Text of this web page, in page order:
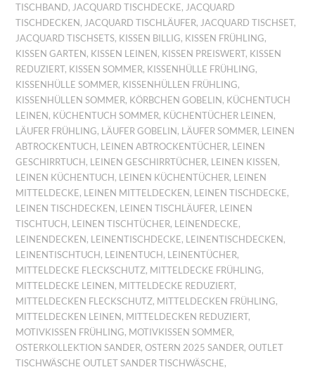
TISCHBAND, JACQUARD TISCHDECKE, JACQUARD
TISCHDECKEN , JACQUARD TISCHLÄUFER, JACQUARD TISCHSET,
JACQUARD TISCHSETS, KISSEN BILLIG, KISSEN FRÜHLING,
KISSEN GARTEN , KISSEN LEINEN , KISSEN PREISWERT, KISSEN
REDUZIERT, KISSEN SOMMER, KISSENHÜLLE FRÜHLING,
KISSENHÜLLE SOMMER, KISSENHÜLLEN FRÜHLING,
KISSENHÜLLEN SOMMER, KÖRBCHEN GOBELIN , KÜCHENTUCH
LEINEN , KÜCHENTUCH SOMMER, KÜCHENTÜCHER LEINEN ,
LÄUFER FRÜHLING, LÄUFER GOBELIN , LÄUFER SOMMER,
LEINEN
ABTROCKENTUCH , LEINEN ABTROCKENTÜCHER,
LEINEN
GESCHIRRTUCH , LEINEN GESCHIRRTÜCHER, LEINEN KISSEN ,
LEINEN KÜCHENTUCH , LEINEN KÜCHENTÜCHER,
LEINEN
MITTELDECKE, LEINEN MITTELDECKEN , LEINEN TISCHDECKE,
LEINEN TISCHDECKEN , LEINEN TISCHLÄUFER,
LEINEN
TISCHTUCH , LEINEN TISCHTÜCHER, LEINENDECKE,
LEINENDECKEN , LEINENTISCHDECKE, LEINENTISCHDECKEN ,
LEINENTISCHTUCH , LEINENTUCH , LEINENTÜCHER,
MITTELDECKE FLECKSCHUTZ, MITTELDECKE FRÜHLING,
MITTELDECKE LEINEN , MITTELDECKE REDUZIERT,
MITTELDECKEN FLECKSCHUTZ, MITTELDECKEN FRÜHLING,
MITTELDECKEN LEINEN , MITTELDECKEN REDUZIERT,
MOTIVKISSEN FRÜHLING, MOTIVKISSEN SOMMER,
OSTERKOLLEKTION SANDER,OSTERN 2025 SANDER,OUTLET
TISCHWÄSCHE OUTLET SANDER TISCHWÄSCHE,